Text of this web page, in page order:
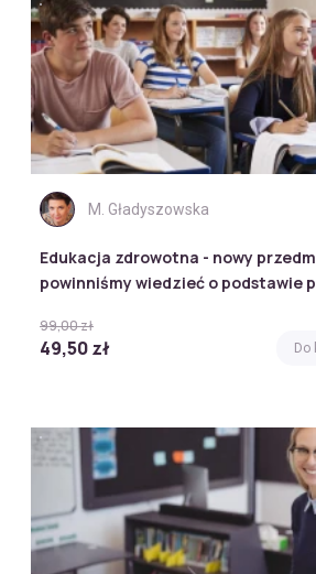
M. Gładyszowska
Edukacja zdrowotna - nowy
powinniśmy wiedzieć o podstawie
99,00 zł
49,50 zł Do